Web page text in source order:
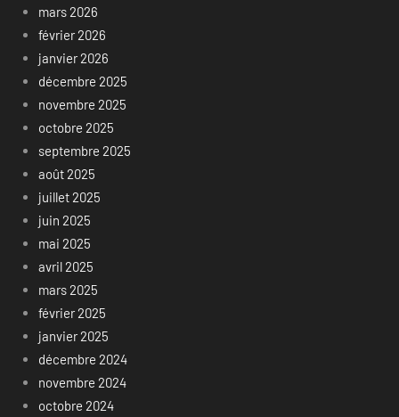
mars 2026
février 2026
janvier 2026
décembre 2025
novembre 2025
octobre 2025
septembre 2025
août 2025
juillet 2025
juin 2025
mai 2025
avril 2025
mars 2025
février 2025
janvier 2025
décembre 2024
novembre 2024
octobre 2024